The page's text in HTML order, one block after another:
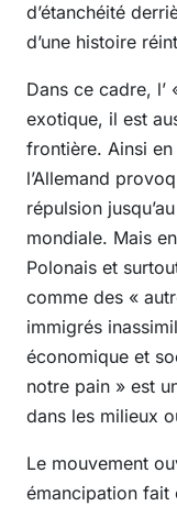
d’étanchéité
d’une histoire
Dans ce cadre, l’
exotique, il est
frontière. Ainsi
l’Allemand
répulsion
mondiale. Mais
Polonais et
comme des «
immigrés
économique et
notre pain » est
dans les milieux
Le mouvement
émancipation fait